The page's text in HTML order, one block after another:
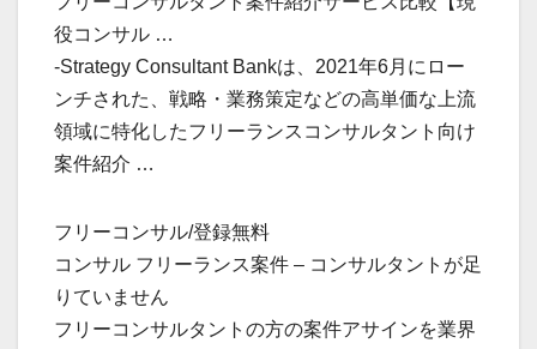
役コンサル …
-Strategy Consultant Bankは、2021年6月にロー
ンチされた、戦略・業務策定などの高単価な上流
領域に特化したフリーランスコンサルタント向け
案件紹介 …
フリーコンサル/登録無料
コンサル フリーランス案件 – コンサルタントが足
りていません
フリーコンサルタントの方の案件アサインを業界